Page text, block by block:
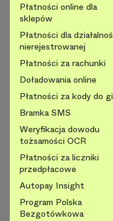
Płatności online dla
sklepów
Płatności dla
nierejestrowanej
Płatności za rachunki
Doładowania online
Płatności za kody do
Bramka SMS
Weryfikacja dowodu
tożsamości OCR
Płatności za liczniki
przedpłacowe
Autopay Insight
Program Polska
Bezgotówkowa